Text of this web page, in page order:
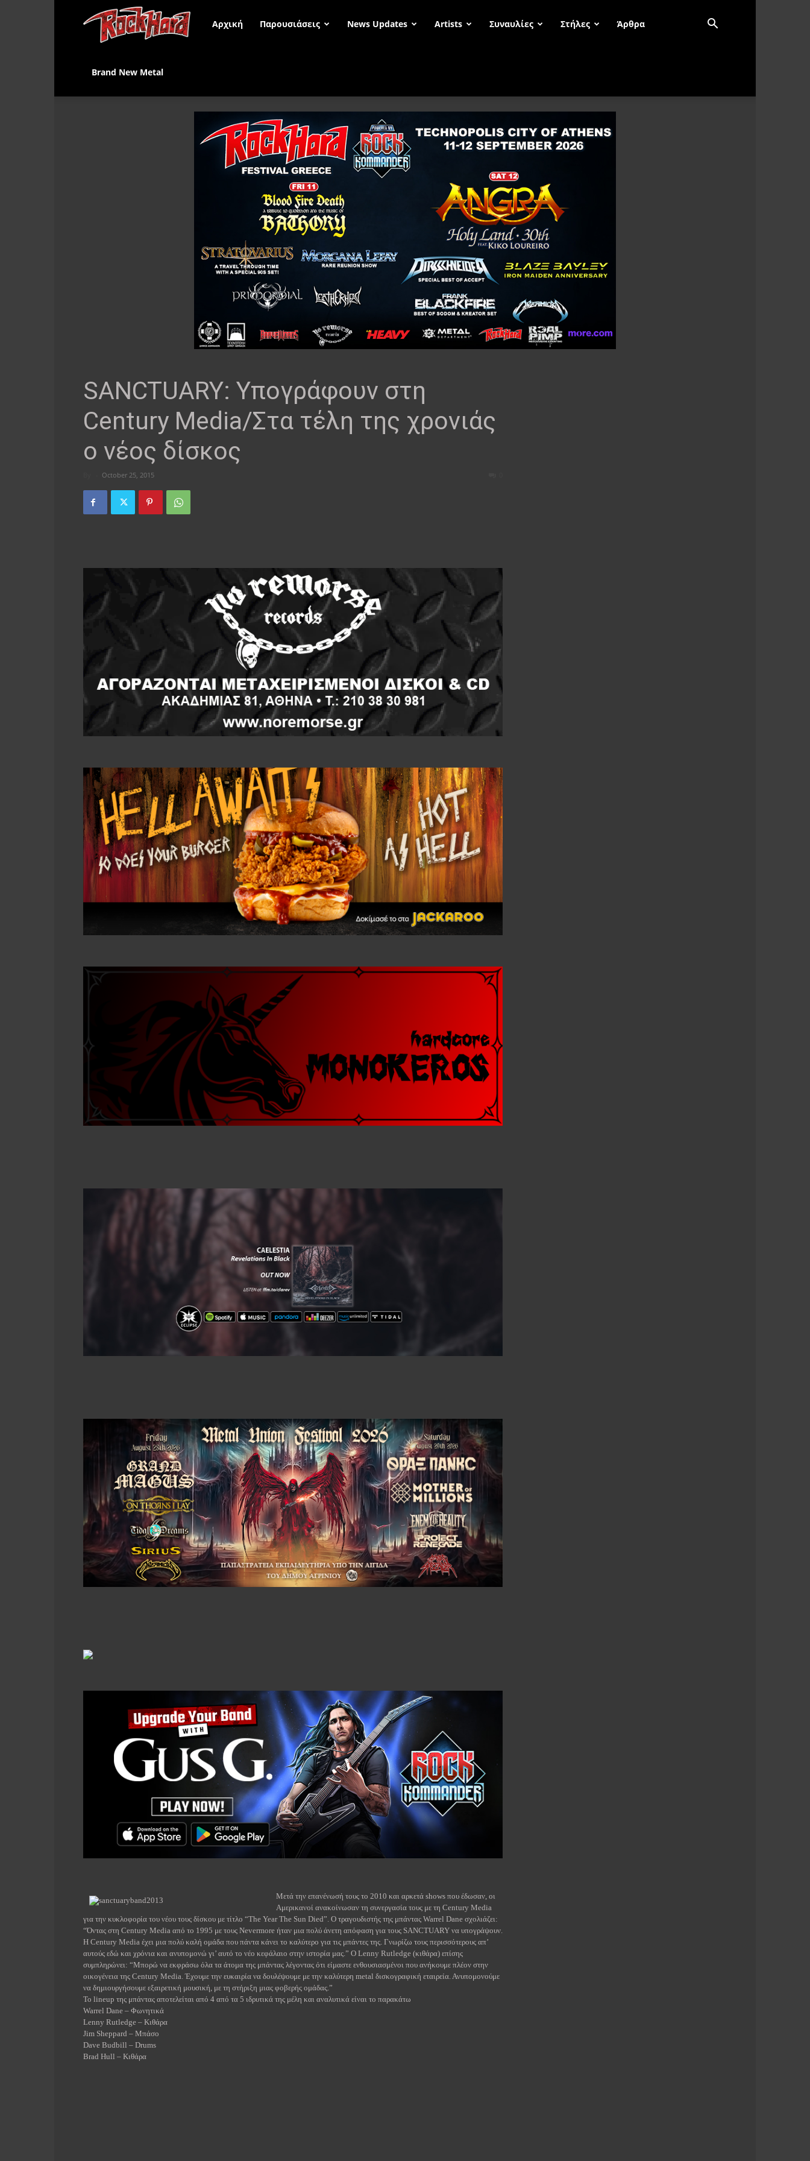
Rock
Αρχική Παρουσιάσεις News Updates Artists Συναυλίες Στήλες Άρθρα
Brand New Metal
SANCTUARY: Υπογράφουν στη
Century Media/Στα τέλη της χρονιάς
ο νέος δίσκος
October 25, 2015
Μετά την επανένωσή τους το 2010 και αρκετά shows που έδωσαν, οι
Αμερικανοί ανακοίνωσαν τη συνεργασία τους με τη Century Media
για την κυκλοφορία του νέου τους δίσκου με τίτλο “The Year The Sun Died”. Ο τραγουδιστής της μπάντας Warrel Dane σχολιάζει:
“Όντας στη Century Media από το 1995 με τους Nevermore ήταν μια πολύ άνετη απόφαση για τους SANCTUARY να υπογράψουν.
Η Century Media έχει μια πολύ καλή ομάδα που πάντα κάνει το καλύτερο για τις μπάντες της. Γνωρίζω τους περισσότερους απ’
αυτούς εδώ και χρόνια και ανυπομονώ γι’ αυτό το νέο κεφάλαιο στην ιστορία μας.” O Lenny Rutledge (κιθάρα) επίσης
συμπληρώνει: “Μπορώ να εκφράσω όλα τα άτομα της μπάντας λέγοντας ότι είμαστε ενθουσιασμένοι που ανήκουμε πλέον στην
οικογένεια της Century Media. Έχουμε την ευκαιρία να δουλέψουμε με την καλύτερη metal δισκογραφική εταιρεία. Ανυπομονούμε
να δημιουργήσουμε εξαιρετική μουσική, με τη στήριξη μιας φοβερής ομάδας.”
Το lineup της μπάντας αποτελείται από 4 από τα 5 ιδρυτικά της μέλη και αναλυτικά είναι το παρακάτω
Warrel Dane – Φωνητικά
Lenny Rutledge – Κιθάρα
Jim Sheppard – Μπάσο
Dave Budbill – Drums
Brad Hull – Κιθάρα